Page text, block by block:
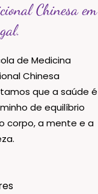
Chinesa em
de Medicina
Chinesa
que a saúde é
de equilíbrio
corpo, a mente e a